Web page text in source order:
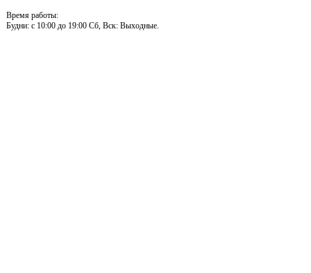
Время работы:
Будни: c 10:00 до 19:00 Сб, Вск: Выходные.